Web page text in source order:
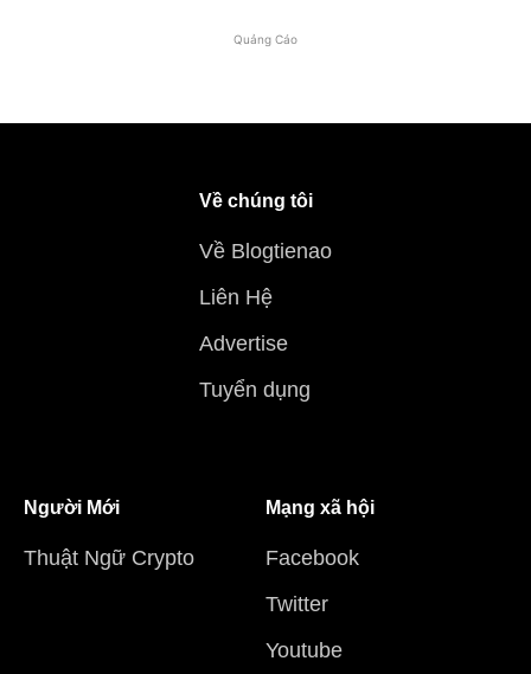
Quảng Cáo
Về chúng tôi
Về Blogtienao
Liên Hệ
Advertise
Tuyển dụng
Người Mới
Thuật Ngữ Crypto
Mạng xã hội
Facebook
Twitter
Youtube